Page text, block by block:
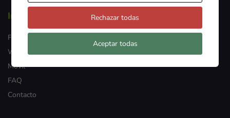
Información
Fibra
WiMax
Móvil
FAQ
Contacto
Rechazar todas
Aceptar todas